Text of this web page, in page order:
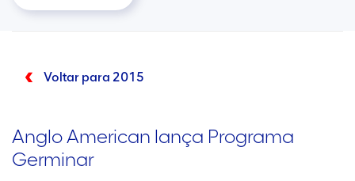
Voltar para 2015
Anglo American lança Programa
Germinar